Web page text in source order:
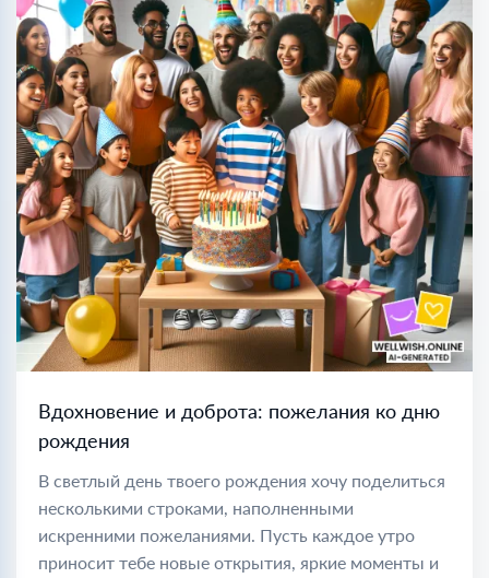
Вдохновение и доброта: пожелания ко дню
рождения
В светлый день твоего рождения хочу поделиться
несколькими строками, наполненными
искренними пожеланиями. Пусть каждое утро
приносит тебе новые открытия, яркие моменты и